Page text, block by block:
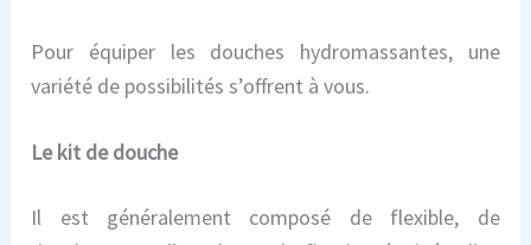
Pour équiper les douches hydromassantes, une
variété de possibilités s’offrent à vous.
Le kit de douche
Il est généralement composé de flexible, de